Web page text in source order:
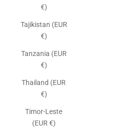
€)
Tajikistan (EUR
€)
Tanzania (EUR
€)
Thailand (EUR
€)
Timor-Leste
(EUR €)